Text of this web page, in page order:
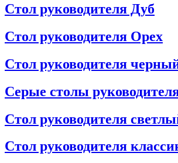
Стол руководителя Дуб
Стол руководителя Орех
Стол руководителя
Серые столы
Стол руководителя
Стол руководителя